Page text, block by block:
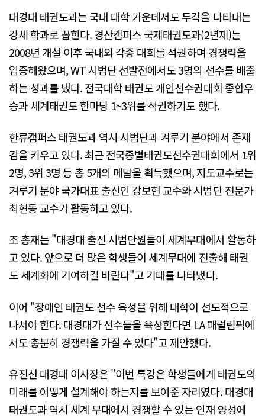
대경대 태권도과는 국내 대학 가운데서도 두각을 나타내는
강세 학과로 꼽힌다. 경산캠퍼스 국제태권도과(2년제)는
2008년 개설 이후 국내외 각종 대회를 석권하며 경쟁력을
입증해왔으며, WT 시범단 선발전에서도 3명의 선수를 배출
하는 성과를 냈다. 전국대학 태권도 개인선수권대회 종합우
승과 세계태권도 한마당 1~3위를 석권하기도 했다.
한류캠퍼스 태권도과 역시 시범단과 겨루기 분야에서 존재
감을 키우고 있다. 최근 전국종별태권도선수권대회에서 1위
2명, 3위 3명 등 총 5개의 메달을 획득했으며, 지도교수로는
겨루기 분야 국가대표 출신인 강보현 교수와 시범단 전문가
최현동 교수가 활동하고 있다.
조 총재는 "대경대 출신 시범단원들이 세계무대에서 활동하
고 있다. 앞으로 더 많은 학생들이 세계무대에 진출해 태권
도 세계화에 기여하길 바란다"고 기대를 나타냈다.
이어 "장애인 태권도 선수 육성을 위해 대학이 선도적으로
나서야 한다. 대경대가 선수들을 육성한다면 LA 패럴림픽에
서도 충분히 경쟁력을 가질 수 있다"고 제안했다.
유진선 대경대 이사장은 "이번 특강은 학생들에게 태권도의
미래를 어떻게 설계해야 하는지를 보여준 자리였다. 대경대
태권도과 역시 세계 무대에서 경쟁할 수 있는 인재 양성에